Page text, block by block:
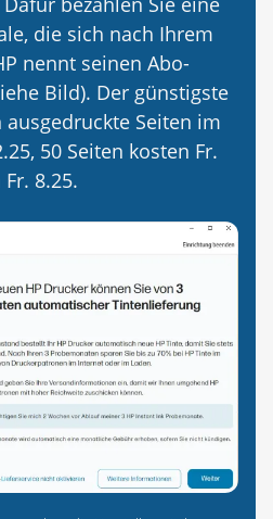
die sich nach Ihrem
nennt seinen Abo­
Bild). Der günstigste
Seiten im
50 Seiten kosten Fr.
8.25.